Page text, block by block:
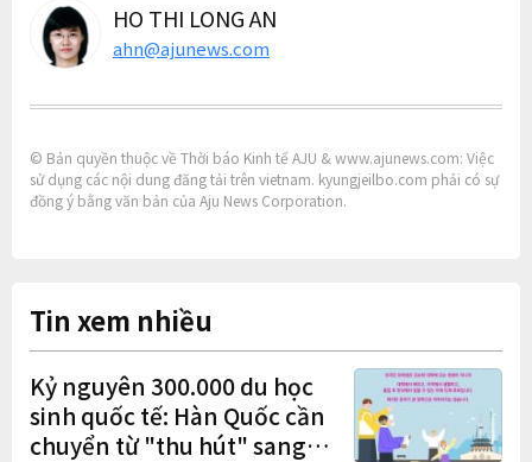
HO THI LONG AN
ahn@ajunews.com
© Bản quyền thuộc về Thời báo Kinh tế AJU & www.ajunews.com: Việc
sử dụng các nội dung đăng tải trên vietnam. kyungjeilbo.com phải có sự
đồng ý bằng văn bản của Aju News Corporation.
Tin xem nhiều
Kỷ nguyên 300.000 du học
sinh quốc tế: Hàn Quốc cần
chuyển từ "thu hút" sang